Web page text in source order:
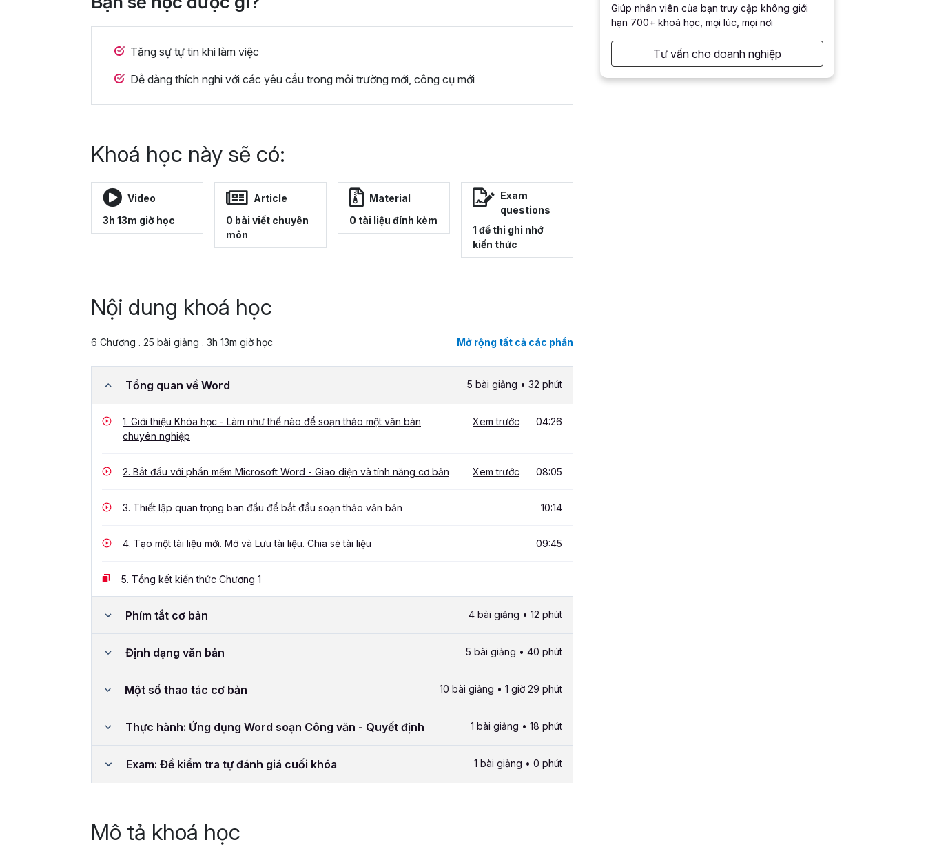
Tăng sự tự tin khi làm việc
Dễ dàng thích nghi với các yêu cầu trong môi trường mới, công cụ mới
Khoá học này sẽ có:
Video
3h 13m giờ học
Article
0 bài viết chuyên
môn
Material
0 tài liệu đính kèm
Exam
questions
1 đề thi ghi nhớ
kiến thức
Nội dung khoá học
6 Chương . 25 bài giảng . 3h 13m giờ học Mở rộng tất cả các phần
Tổng quan về Word 5 bài giảng • 32 phút
1. Giới thiệu Khóa học - Làm như thế nào để soạn thảo một văn bản
chuyên nghiệp
Xem trước 04:26
2. Bắt đầu với phần mềm Microsoft Word - Giao diện và tính năng cơ bản Xem trước 08:05
3. Thiết lập quan trọng ban đầu để bắt đầu soạn thảo văn bản 10:14
4. Tạo một tài liệu mới. Mở và Lưu tài liệu. Chia sẻ tài liệu 09:45
5. Tổng kết kiến thức Chương 1
Phím tắt cơ bản 4 bài giảng • 12 phút
Định dạng văn bản 5 bài giảng • 40 phút
Một số thao tác cơ bản 10 bài giảng • 1 giờ 29 phút
Thực hành: Ứng dụng Word soạn Công văn - Quyết định 1 bài giảng • 18 phút
Exam: Đề kiểm tra tự đánh giá cuối khóa 1 bài giảng • 0 phút
Mô tả khoá học
Giúp nhân viên của bạn truy cập không giới
hạn 700+ khoá học, mọi lúc, mọi nơi
Tư vấn cho doanh nghiệp